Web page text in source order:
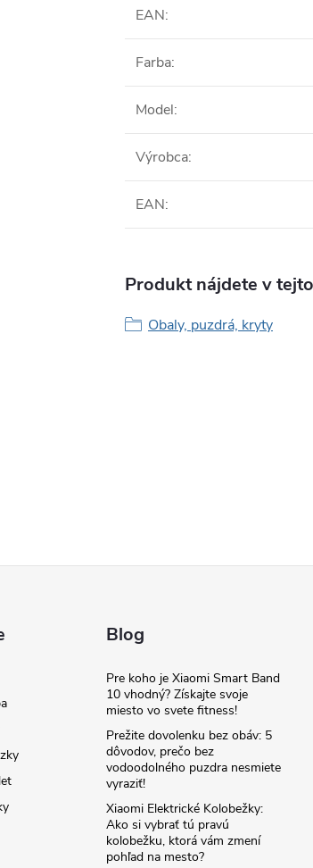
EAN:
Farba:
Model:
Výrobca:
EAN:
Produkt nájdete v
Obaly, puzdrá, kryty
Blog
Pre koho je Xiaomi Smart Band
10 vhodný? Získajte svoje
miesto vo svete fitness!
Prežite dovolenku bez obáv: 5
dôvodov, prečo bez
vodoodolného puzdra nesmiete
vyraziť!
Xiaomi Elektrické Kolobežky:
Ako si vybrať tú pravú
kolobežku, ktorá vám zmení
pohľad na mesto?